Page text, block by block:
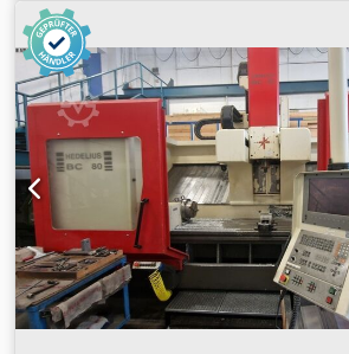
CNC-Vertikal-5-Achs-
Wenzler Modell: VKM 1-1 Baujahr: 2016
Ahzsha Seriennummer: 466 Zustand:
HS-Code: 84571090 Artikelbeschreibung
Ein CNC-Vertikal-5-Achs-
Zubehör Technische Daten
Zustand Die Maschine wurde von 2016
Ausstellungsmaschine genutzt. Ab
HAL Automotive Plauen GmbH in der
Bearbeitung von Achsträgern
Inbetriebnahme in der Produktion
generalüberholt und nachgerüstet. Im
wurde eine neue Frässpindel